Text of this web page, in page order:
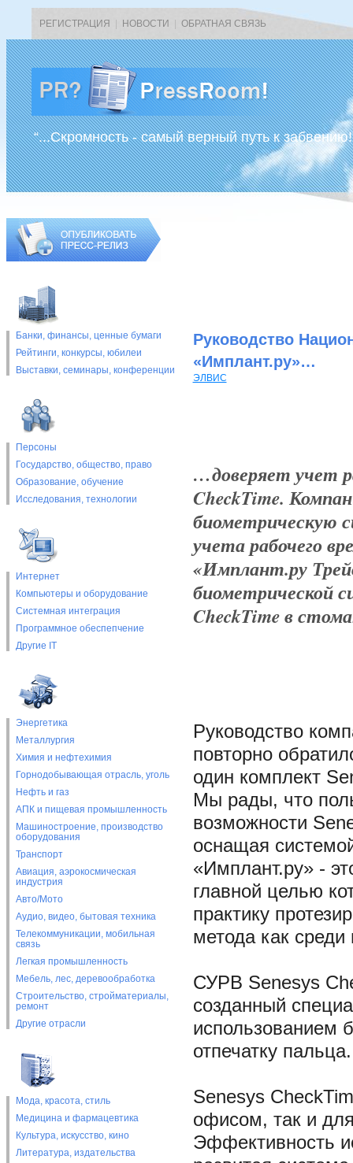
РЕГИСТРАЦИЯ НОВОСТИ ОБРАТНАЯ СВЯЗЬ
“...Скромность - самый верный путь к
Банки, финансы, ценные бумаги
Рейтинги, конкурсы, юбилеи
Выставки, cеминары, конференции
Персоны
Государство, общество, право
Образование, обучение
Исследования, технологии
Интернет
Компьютеры и оборудование
Системная интеграция
Программное обеспепчение
Другие IT
Энергетика
Металлургия
Химия и нефтехимия
Горнодобывающая отрасль, уголь
Нефть и газ
АПК и пищевая промышленность
Машиностроение, производство
оборудования
Транспорт
Авиация, аэрокосмическая
индустрия
Авто/Мото
Аудио, видео, бытовая техника
Телекоммуникации, мобильная
связь
Легкая промышленность
Мебель, лес, деревообработка
Строительство, стройматериалы,
ремонт
Другие отрасли
Мода, красота, стиль
Медицина и фармацевтика
Культура, искусство, кино
Литература, издательства
Руководство
«Имплант.ру»…
ЭЛВИС
…доверяет учет
CheckTime.
биометрическую
учета рабочего
«Имплант.ру
биометрической
CheckTime в
Руководство
повторно
один комплект
Мы рады, что
возможности
оснащая
«Имплант.ру» -
главной целью
практику
метода как среди
СУРВ Senesys
созданный
использованием
отпечатку пальца.
Senesys
офисом, так и
Эффективность